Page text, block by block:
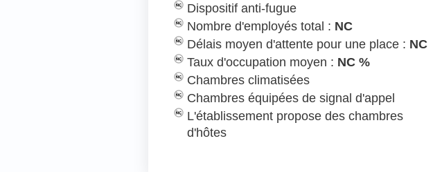
Dispositif anti-fugue
Nombre d'employés total : NC
Délais moyen d'attente pour une place : NC
Taux d'occupation moyen : NC %
Chambres climatisées
Chambres équipées de signal d'appel
L'établissement propose des chambres
d'hôtes